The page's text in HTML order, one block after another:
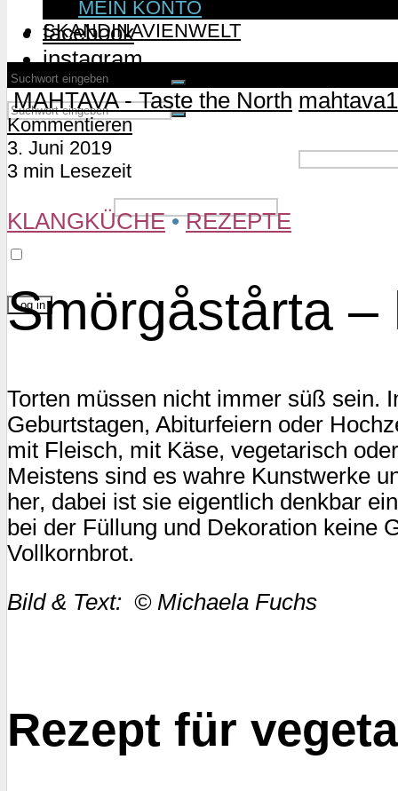
facebook
instagram
Username or Email Address
Password
Lost Password?
MEIN KONTO
SKANDINAVIENWELT
MAHTAVA - Taste the North mahtava1
Kommentieren
3. Juni 2019
3 min Lesezeit
KLANGKÜCHE • REZEPTE
Smörgåstårta –
Torten müssen nicht immer süß sein.
Geburtstagen, Abiturfeiern oder
mit Fleisch, mit Käse, vegetarisch
Meistens sind es wahre Kunstwerke
her, dabei ist sie eigentlich denkbar
bei der Füllung und Dekoration keine
Vollkornbrot.
Bild & Text: © Michaela Fuchs
Rezept für